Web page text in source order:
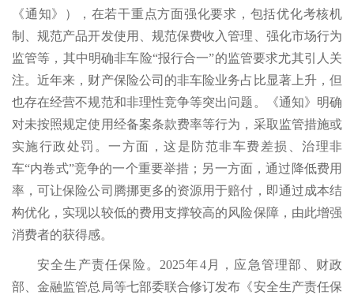
《通知》），在若干重点方面强化要求，包括优化考核机
制、规范产品开发使用、规范保费收入管理、强化市场行为
监管等，其中明确非车险“报行合一”的监管要求尤其引人关
注。近年来，财产保险公司的非车险业务占比显著上升，但
也存在经营不规范和非理性竞争等突出问题。《通知》明确
对未按照规定使用经备案条款费率等行为，采取监管措施或
实施行政处罚。一方面，这是防范非车费差损、治理非
车“内卷式”竞争的一个重要举措；另一方面，通过降低费用
率，可让保险公司腾挪更多的资源用于赔付，即通过成本结
构优化，实现以较低的费用支撑较高的风险保障，由此增强
消费者的获得感。
安全生产责任保险。2025年4月，应急管理部、财政
部、金融监管总局等七部委联合修订发布《安全生产责任保